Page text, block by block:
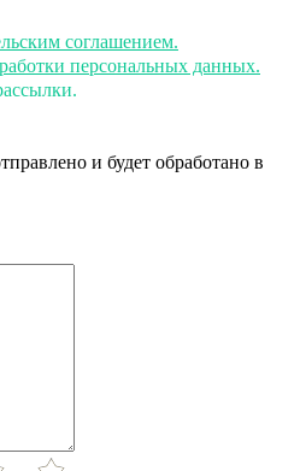
соглашением.
персональных данных.
и будет обработано в